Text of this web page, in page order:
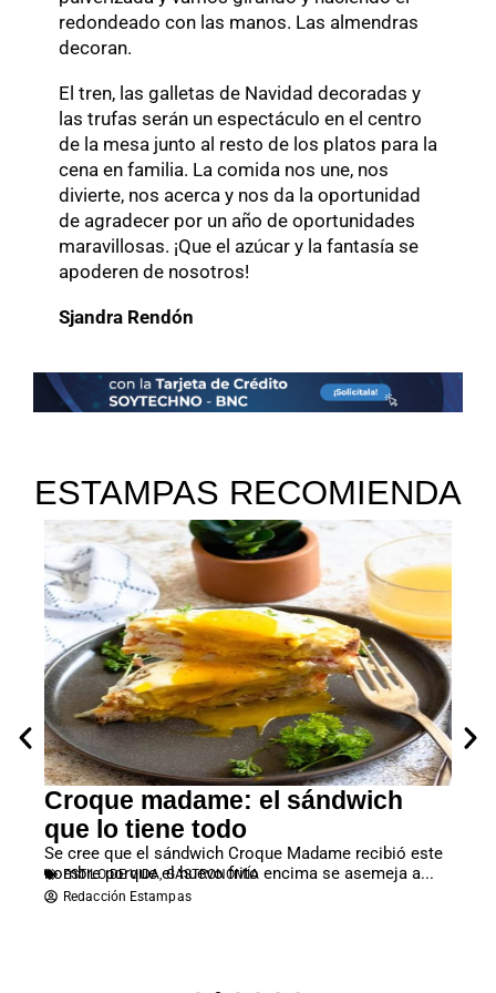
redondeado con las manos. Las almendras
decoran.
El tren, las galletas de Navidad decoradas y
las trufas serán un espectáculo en el centro
de la mesa junto al resto de los platos para la
cena en familia. La comida nos une, nos
divierte, nos acerca y nos da la oportunidad
de agradecer por un año de oportunidades
maravillosas. ¡Que el azúcar y la fantasía se
apoderen de nosotros!
Sjandra Rendón
ESTAMPAS RECOMIENDA
Croque madame: el sándwich
que lo tiene todo
Se cree que el sándwich Croque Madame recibió este
nombre porque el huevo frito encima se asemeja a...
ESTILO DE VIDA,GASTRONOMÍA
Redacción Estampas